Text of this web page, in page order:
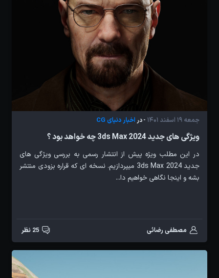
جمعه 19 اسفند 1401 - دراخبار دنیای CG
ویژگی های جدید 3ds Max 2024 چه خواهد بود ؟
در این مطلب ویژه پیش از انتشار رسمی به بررسی ویژگی های
جدید 3ds Max 2024 میپردازیم. نسخه ای که قراره بزودی منتشر
بشه و اینجا نگاهی خواهیم دا...
مصطفی رضائی 25 نظر